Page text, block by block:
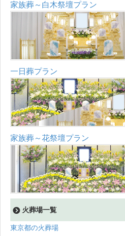
家族葬～白木祭壇プラン
一日葬プラン
家族葬～花祭壇プラン
火葬場一覧
東京都の火葬場